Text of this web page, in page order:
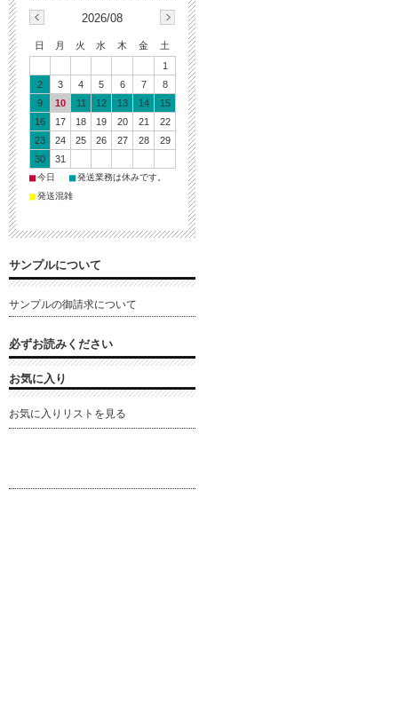
2026/08
日 月 火 水 木 金
土
1
2
3 4 5 6 7
8
9
10 11 12 13 14
15
16
17 18 19 20 21
22
23
24 25 26 27 28
29
30
31
■今日 ■発送業務は休みです。
■発送混雑
サンプルについて
サンプルの御請求について
必ずお読みください
お気に入り
お気に入りリストを見る